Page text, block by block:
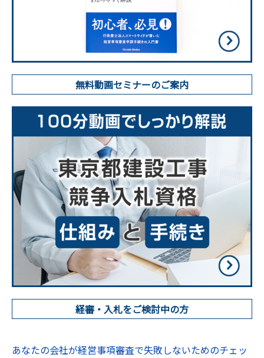
無料動画セミナーのご案内
経審・入札をご検討中の方
あなたの会社が経営事項審査で失敗しないためのチェッ